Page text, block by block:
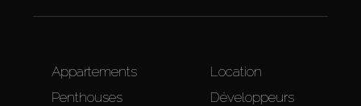
Appartements
Penthouses
Location
Développeurs